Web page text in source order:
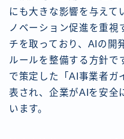
にも大きな影響を与えて
ノベーション促進を重視
チを取っており、AIの開
ルールを整備する方針で
で策定した「AI事業者ガ
表され、企業がAIを安全
います。